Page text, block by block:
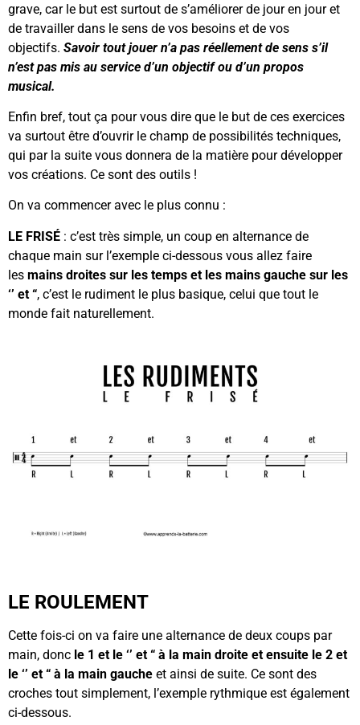
grave, car le but est surtout de s’améliorer de jour en jour et
de travailler dans le sens de vos besoins et de vos
objectifs. Savoir tout jouer n’a pas réellement de sens s’il
n’est pas mis au service d’un objectif ou d’un propos
musical.
Enfin bref, tout ça pour vous dire que le but de ces exercices
va surtout être d’ouvrir le champ de possibilités techniques,
qui par la suite vous donnera de la matière pour développer
vos créations. Ce sont des outils !
On va commencer avec le plus connu :
LE FRISÉ : c’est très simple, un coup en alternance de
chaque main sur l’exemple ci-dessous vous allez faire
les mains droites sur les temps et les mains gauche sur les
‘’ et “, c’est le rudiment le plus basique, celui que tout le
monde fait naturellement.
LE ROULEMENT
Cette fois-ci on va faire une alternance de deux coups par
main, donc le 1 et le ‘’ et “ à la main droite et ensuite le 2 et
le ‘’ et “ à la main gauche et ainsi de suite. Ce sont des
croches tout simplement, l’exemple rythmique est également
ci-dessous.